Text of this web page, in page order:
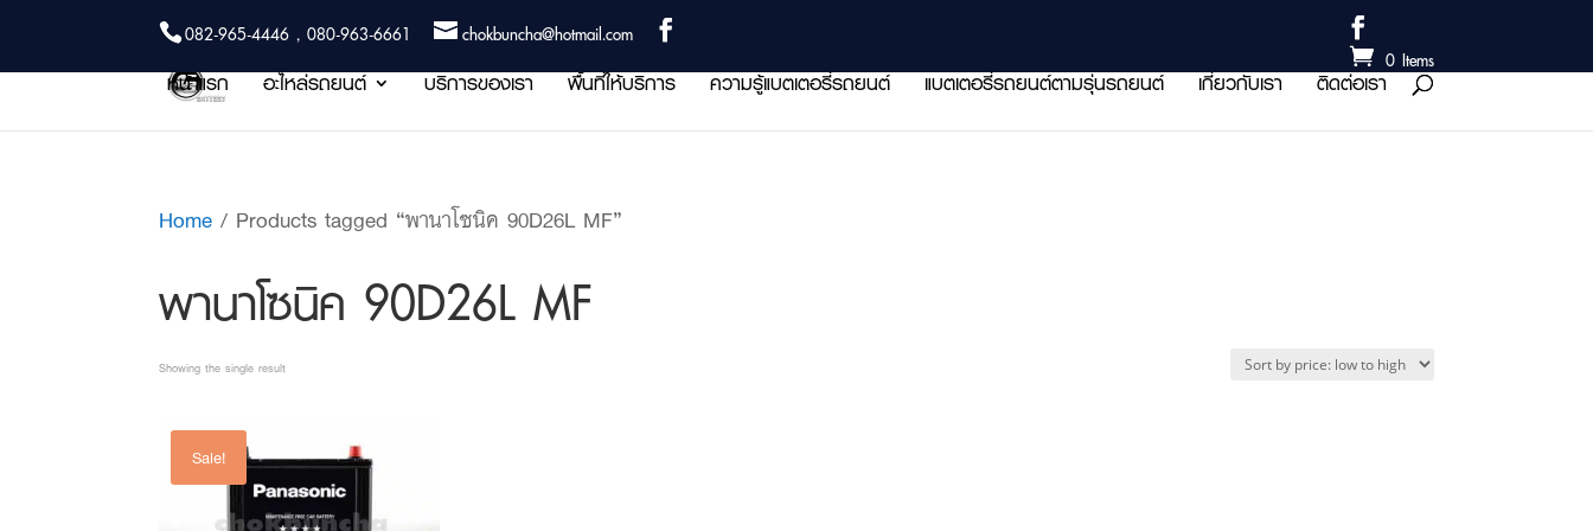
082-965-4446 , 080-963-6661
chokbuncha@hotmail.com
0 Items
หน้าแรก อะไหล่รถยนต์ บริการของเรา พื้นที่ให้บริการ ความรู้แบตเตอรี่รถยนต์ แบตเตอรี่รถยนต์ตามรุ่นรถยนต์ เกี่ยวกับเรา ติดต่อเรา
Home / Products tagged “พานาโซนิค 90D26L MF”
พานาโซนิค 90D26L MF
Showing the single result
Sale!